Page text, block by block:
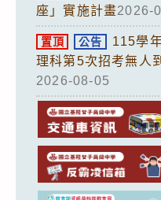
座」實施計畫2026-
置頂 公告
115學
理科第5次招考無人
2026-08-05